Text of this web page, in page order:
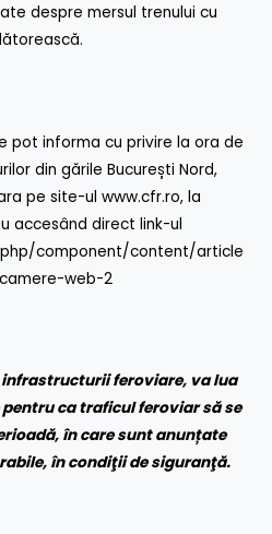
despre mersul trenului cu
pot informa cu privire la ora de
din gările București Nord,
pe site-ulwww.cfr.ro, la
accesând direct link-ul
component/content/article
web-2
infrastructurii feroviare, va lua
ca traficul feroviar să se
în care sunt anunțate
în condiţii de siguranţă.